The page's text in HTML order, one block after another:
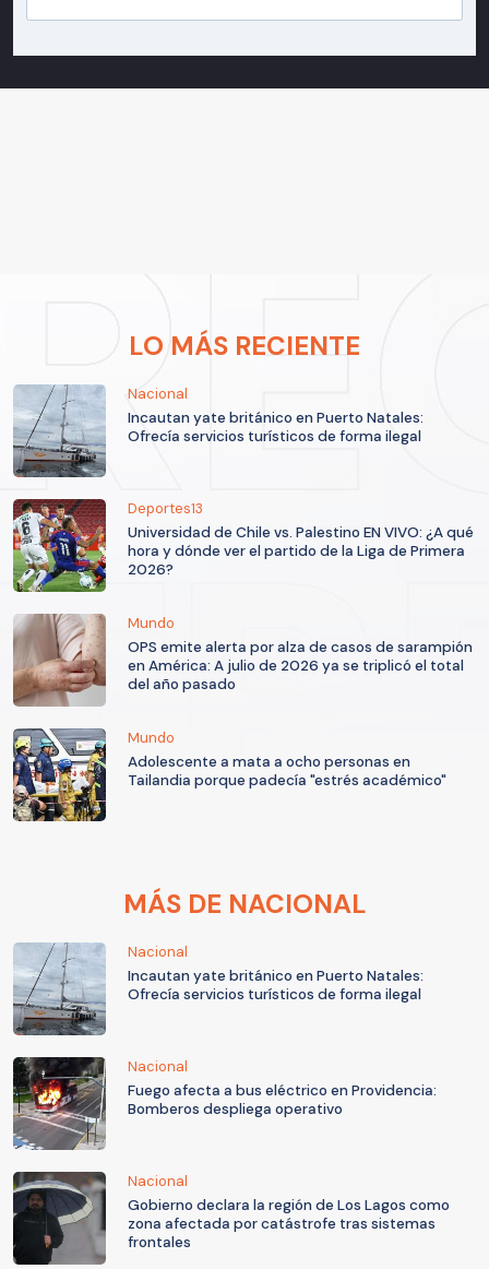
LO MÁS RECIENTE
Nacional
Incautan yate británico en Puerto Natales:
Ofrecía servicios turísticos de forma ilegal
Deportes13
Universidad de Chile vs. Palestino EN VIVO: ¿A qué
hora y dónde ver el partido de la Liga de Primera
2026?
Mundo
OPS emite alerta por alza de casos de sarampión
en América: A julio de 2026 ya se triplicó el total
del año pasado
Mundo
Adolescente a mata a ocho personas en
Tailandia porque padecía "estrés académico"
MÁS DE NACIONAL
Nacional
Incautan yate británico en Puerto Natales:
Ofrecía servicios turísticos de forma ilegal
Nacional
Fuego afecta a bus eléctrico en Providencia:
Bomberos despliega operativo
Nacional
Gobierno declara la región de Los Lagos como
zona afectada por catástrofe tras sistemas
frontales